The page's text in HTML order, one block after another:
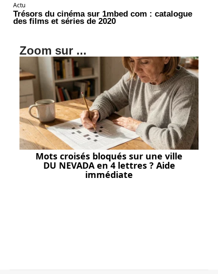
Actu
Trésors du cinéma sur 1mbed com : catalogue
des films et séries de 2020
Zoom sur ...
Mots croisés bloqués sur une ville
DU NEVADA en 4 lettres ? Aide
immédiate